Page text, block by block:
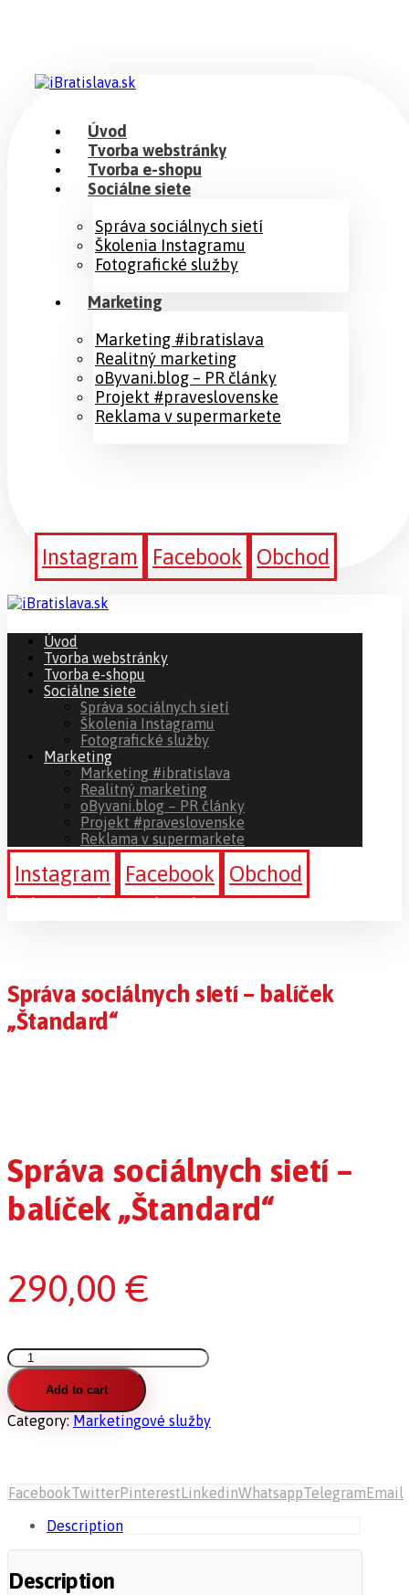
Úvod
Tvorba webstránky
Tvorba e-shopu
Sociálne siete
Správa sociálnych sietí
Školenia Instagramu
Fotografické služby
Marketing
Marketing #ibratislava
Realitný marketing
oByvani.blog – PR články
Projekt #praveslovenske
Reklama v supermarkete
Instagram Facebook Obchod
Úvod
Tvorba webstránky
Tvorba e-shopu
Sociálne siete
Správa sociálnych sietí
Školenia Instagramu
Fotografické služby
Marketing
Marketing #ibratislava
Realitný marketing
oByvani.blog – PR články
Projekt #praveslovenske
Reklama v supermarkete
Instagram Facebook Obchod
Sledujte a podporte #ibratislava
Správa sociálnych sietí – balíček
„Štandard“
Správa sociálnych sietí –
balíček „Štandard“
290,00 €
Správa
sociálnych
sietí
-
balíček
Add to cart
Category: Marketingové služby
FacebookTwitterPinterestLinkedinWhatsappTelegramEmail
Description
Description